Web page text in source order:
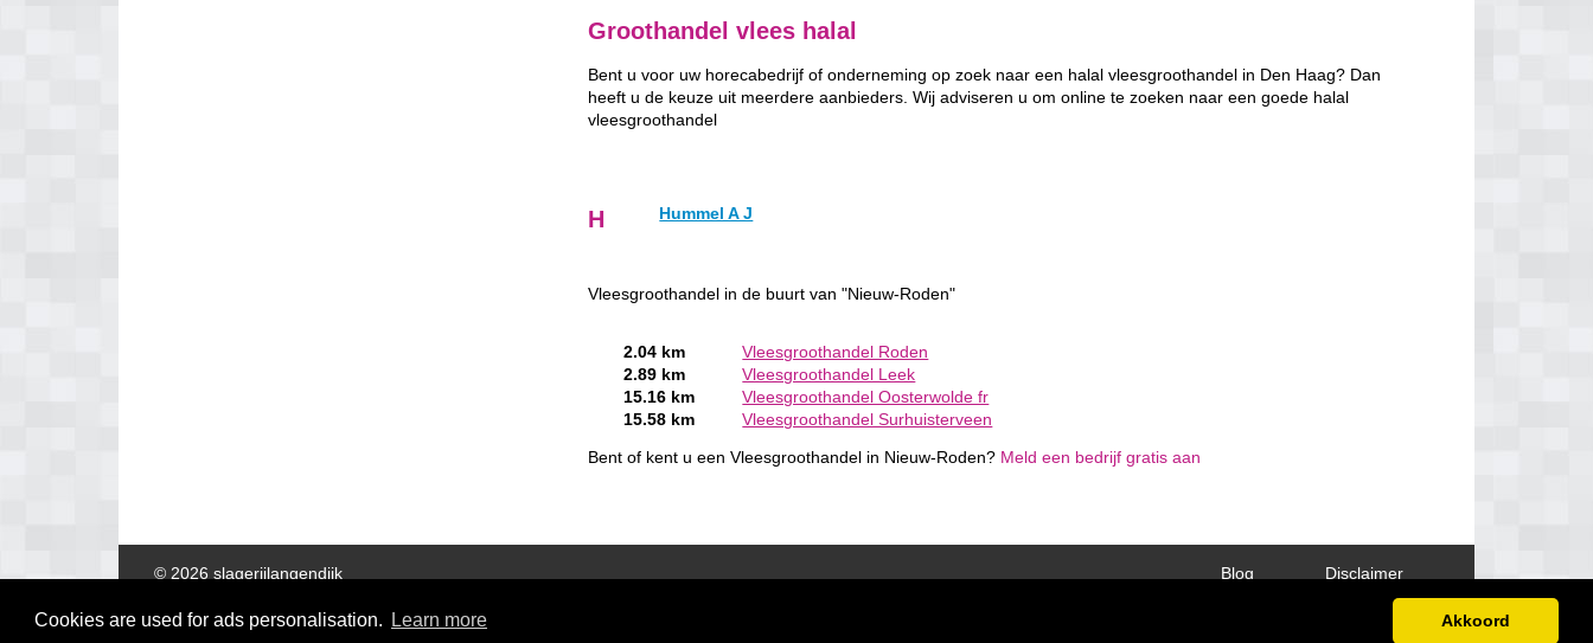
Cookies are used for ads personalisation. Learn more Akkoord
Groothandel vlees halal
Bent u voor uw horecabedrijf of onderneming op zoek naar een halal vleesgroothandel in Den Haag? Dan
heeft u de keuze uit meerdere aanbieders. Wij adviseren u om online te zoeken naar een goede halal
vleesgroothandel
H Hummel A J
Vleesgroothandel in de buurt van "Nieuw-Roden"
2.04 km
Vleesgroothandel Roden
2.89 km
Vleesgroothandel Leek
15.16 km
Vleesgroothandel Oosterwolde fr
15.58 km
Vleesgroothandel Surhuisterveen
Bent of kent u een Vleesgroothandel in Nieuw-Roden? Meld een bedrijf gratis aan
Disclaimer
Blog
© 2026 slagerijlangendijk